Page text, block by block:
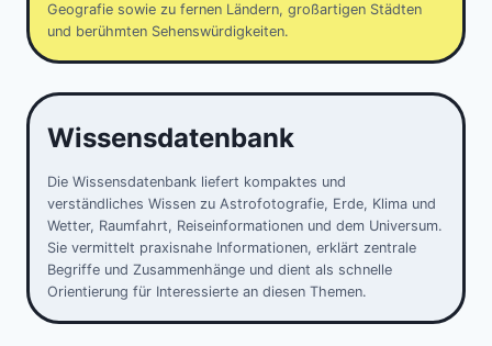
Geografie sowie zu fernen Ländern, großartigen Städten
und berühmten Sehenswürdigkeiten.
Wissensdatenbank
Die Wissensdatenbank liefert kompaktes und
verständliches Wissen zu Astrofotografie, Erde, Klima und
Wetter, Raumfahrt, Reiseinformationen und dem Universum.
Sie vermittelt praxisnahe Informationen, erklärt zentrale
Begriffe und Zusammenhänge und dient als schnelle
Orientierung für Interessierte an diesen Themen.